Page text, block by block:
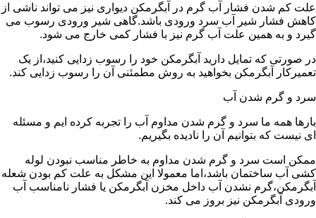
علت کم شدن فشار آب گرم در آبگرمکن دیواری نیز می تواند ناشی از
کاهش فشار شیر آب سرد ورودی باشد.گاهی شیر ورودی رسوب می
گیرد و به همین علت آب گرم نیز با فشار کمی خارج می شود.
در صورتی که تمایل دارید آبگرمکن خود را رسوب زدایی کنید،از یک
تعمیرکار آبگرمکن بخواهید به روش مطمئنی آن را رسوب زدایی کند.
سرد و گرم شدن آب
بارها همه ما سرد و گرم شدن مداوم آب را تجربه کرده ایم و مسئله
ای نیست که بتوانیم آن را نادیده بگیریم.
ممکن است سرد و گرم شدن مداوم به خاطر مناسب نبودن لوله
کشی آب ساختمان باشد،اما معمولا این مشکل به علت کم بودن شعله
آبگرمکن،گرم نشدن آب داخل مخزن آبگرمکن یا فشار نامناسب آب
ورودی آبگرمکن نیز بروز می کند.